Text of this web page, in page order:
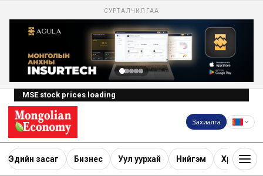
СУРТАЛЧИЛГАА
MSE stock prices loading
Захиалга
Эдийн засаг Бизнес Уул уурхай Нийгэм Хөрөнгө